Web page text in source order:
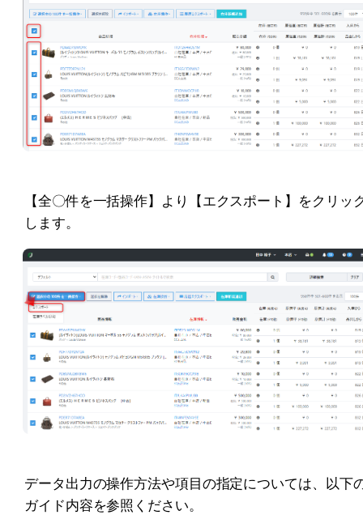
【全〇件を一括操作】より【エクスポート】をクリッ
します。
データ出力の操作方法や項目の指定については、以下
ガイド内容を参照ください。